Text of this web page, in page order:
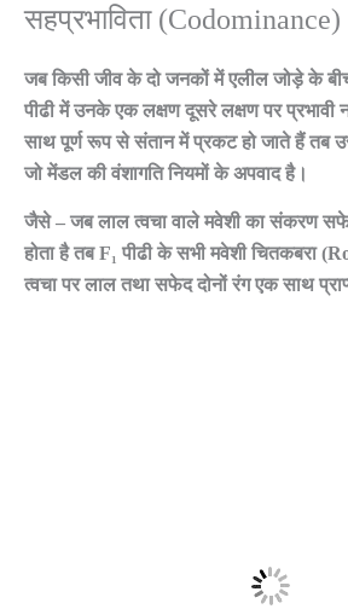
सहप्रभाविता
जब किसी जीव के दो जनकों में एलील जोड़े के
पीढी में उनके एक लक्षण दूसरे लक्षण पर प्रभावी
साथ पूर्ण रूप से संतान में प्रकट हो जाते हैं तब
जो मेंडल की वंशागति नियमों के अपवाद है।
जैसे – जब लाल त्वचा वाले मवेशी का संकरण
होता है तब F₁ पीढी के सभी मवेशी चितकबरा
त्वचा पर लाल तथा सफेद दोनों रंग एक साथ